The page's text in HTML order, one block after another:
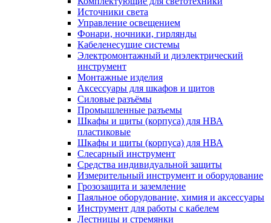
Источники света
Управление освещением
Фонари, ночники, гирлянды
Кабеленесущие системы
Электромонтажный и диэлектрический
инструмент
Монтажные изделия
Аксессуары для шкафов и щитов
Силовые разъёмы
Промышленные разъемы
Шкафы и щиты (корпуса) для НВА
пластиковые
Шкафы и щиты (корпуса) для НВА
Слесарный инструмент
Средства индивидуальной защиты
Измерительный инструмент и оборудование
Грозозащита и заземление
Паяльное оборудование, химия и аксессуары
Инструмент для работы с кабелем
Лестницы и стремянки